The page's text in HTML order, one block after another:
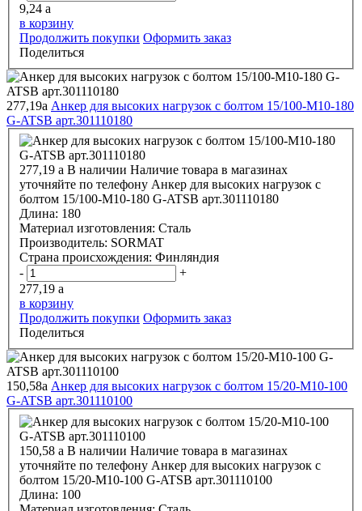
9,24 a
в корзину
Продолжить покупки Оформить заказ
Поделиться
277,19a Анкер для высоких нагрузок с болтом 15/100-М10-180
G-ATSВ арт.301110180
277,19 a В наличии Наличие товара в магазинах
уточняйте по телефону Анкер для высоких нагрузок с
болтом 15/100-М10-180 G-ATSВ арт.301110180
Длина: 180
Материал изготовления: Сталь
Производитель: SORMAT
Страна происхождения: Финляндия
-
+
277,19 a
в корзину
Продолжить покупки Оформить заказ
Поделиться
150,58a Анкер для высоких нагрузок с болтом 15/20-М10-100
G-ATSВ арт.301110100
150,58 a В наличии Наличие товара в магазинах
уточняйте по телефону Анкер для высоких нагрузок с
болтом 15/20-М10-100 G-ATSВ арт.301110100
Длина: 100